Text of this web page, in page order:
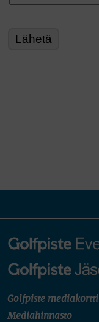
Golfpiste mediakortti
Mediahinnasto